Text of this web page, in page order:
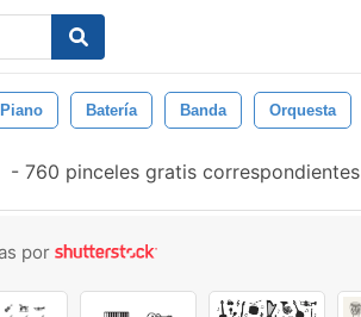
Piano Batería Banda Orquesta
- 760 pinceles gratis correspondientes
por